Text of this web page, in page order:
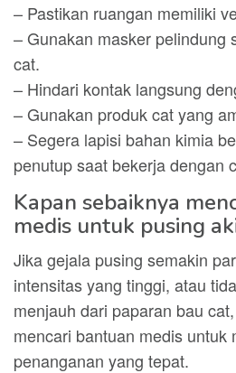
– Pastikan ruangan memiliki
– Gunakan masker pelindung
cat.
– Hindari kontak langsung
– Gunakan produk cat yang
– Segera lapisi bahan kimia
penutup saat bekerja dengan
Kapan sebaiknya
medis untuk pusing
Jika gejala pusing semakin
intensitas yang tinggi, atau
menjauh dari paparan bau
mencari bantuan medis untuk
penanganan yang tepat.